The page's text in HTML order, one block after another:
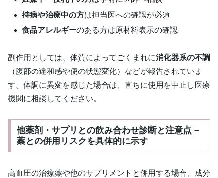
持病や治療中の方は担当医への確認が必須
食品アレルギーのある方は原材料表示の確認
副作用としては、体質によってごくまれに消化器系の不調
（腹部の違和感や便の状態変化）などが報告されていま
す。体調に異変を感じた場合は、直ちに使用を中止し医療
機関に相談してください。
他薬剤・サプリとの飲み合わせ診断と注意点 –
薬との併用リスクを具体的に示す
高血圧の治療薬や他のサプリメントと併用する場合、成分